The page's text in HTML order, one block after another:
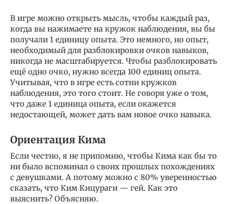
В игре можно открыть мысль, чтобы каждый раз,
когда вы нажимаете на кружок наблюдения, вы бы
получали 1 единицу опыта. Это немного, но опыт,
необходимый для разблокировки очков навыков,
никогда не масштабируется. Чтобы разблокировать
ещё одно очко, нужно всегда 100 единиц опыта.
Учитывая, что в игре есть сотни кружков
наблюдения, это того стоит. Не говоря уже о том,
что даже 1 единица опыта, если окажется
недостающей, может дать вам новое очко навыка.
Ориентация Кима
Если честно, я не припомню, чтобы Кима как бы то
ни было вспоминал о своих прошлых похождениях
с девушками. А потому можно с 80% уверенностью
сказать, что Ким Кицураги — гей. Как это
выяснить? Объясняю.